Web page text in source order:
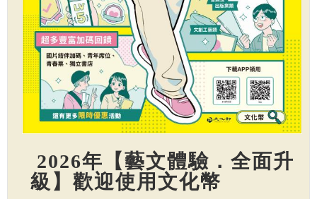
2026年【藝文體驗．全面升
級】歡迎使用文化幣